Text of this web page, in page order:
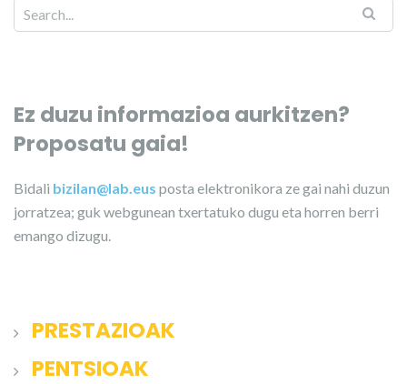
Ez duzu informazioa aurkitzen?
Proposatu gaia!
Bidali bizilan@lab.eus posta elektronikora ze gai nahi duzun
jorratzea; guk webgunean txertatuko dugu eta horren berri
emango dizugu.
PRESTAZIOAK
PENTSIOAK